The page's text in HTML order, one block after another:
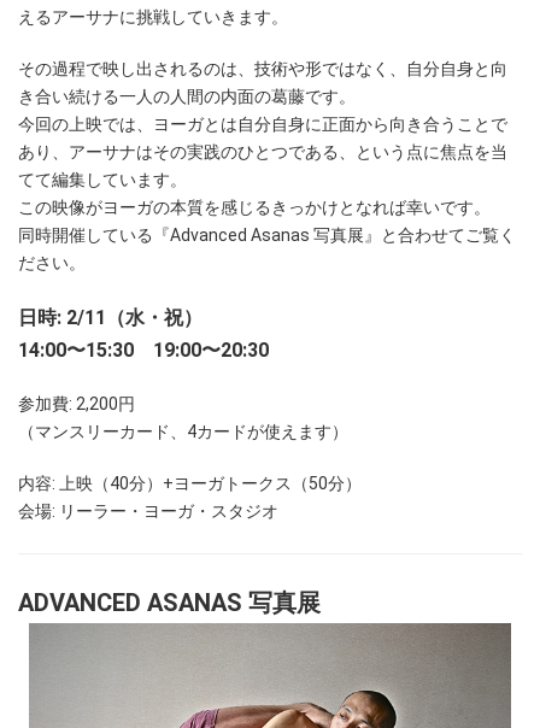
えるアーサナに挑戦していきます。
その過程で映し出されるのは、技術や形ではなく、自分自身と向
き合い続ける一人の人間の内面の葛藤です。
今回の上映では、ヨーガとは自分自身に正面から向き合うことで
あり、アーサナはその実践のひとつである、という点に焦点を当
てて編集しています。
この映像がヨーガの本質を感じるきっかけとなれば幸いです。
同時開催している『Advanced Asanas 写真展』と合わせてご覧く
ださい。
日時: 2/11（水・祝）
14:00〜15:30 19:00〜20:30
参加費: 2,200円
（マンスリーカード、4カードが使えます）
内容: 上映（40分）+ヨーガトークス（50分）
会場: リーラー・ヨーガ・スタジオ
ADVANCED ASANAS 写真展